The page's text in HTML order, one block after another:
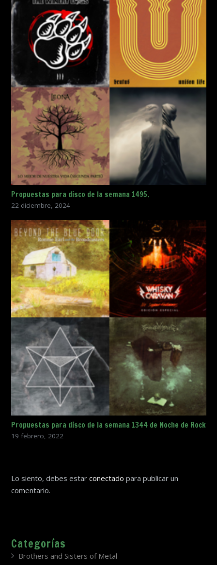
Propuestas para disco de la semana 1495.
22 diciembre, 2024
Propuestas para disco de la semana 1344 de Noche de Rock
19 febrero, 2022
Lo siento, debes estar conectado para publicar un
comentario.
Categorías
Brothers and Sisters of Metal